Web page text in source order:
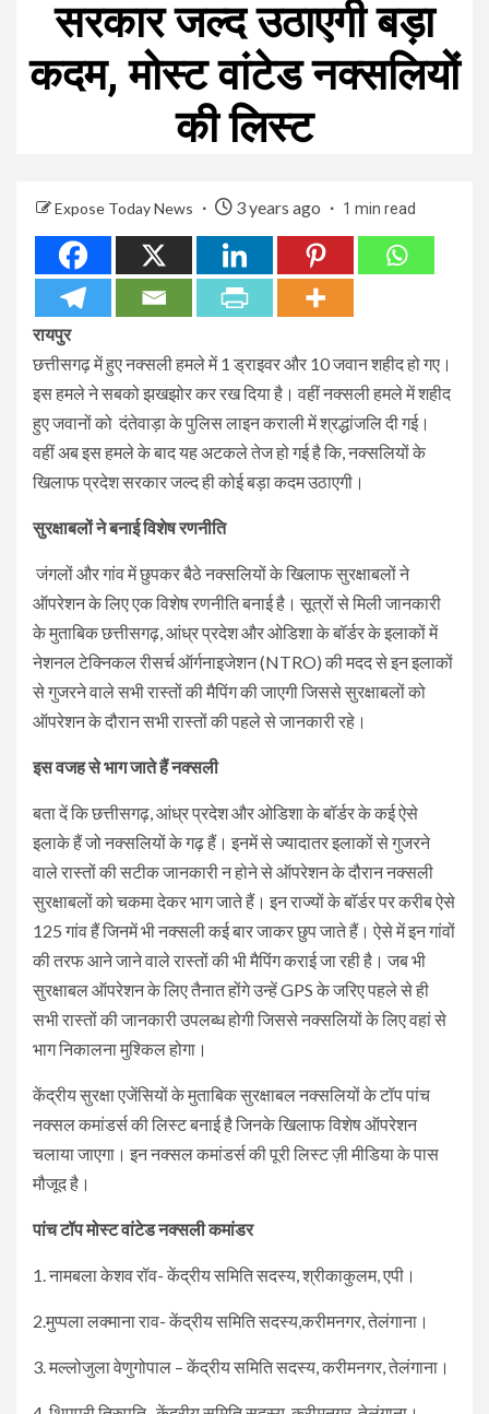
सरकार जल्द उठाएगी बड़ा
कदम, मोस्ट वांटेड नक्सलियों
की लिस्ट
Expose Today News 3 years ago 1 min read
रायपुर
छत्तीसगढ़ में हुए नक्सली हमले में 1 ड्राइवर और 10 जवान शहीद हो गए।
इस हमले ने सबको झखझोर कर रख दिया है। वहीं नक्सली हमले में शहीद
हुए जवानों को दंतेवाड़ा के पुलिस लाइन कराली में श्रद्धांजलि दी गई।
वहीं अब इस हमले के बाद यह अटकले तेज हो गई है कि, नक्सलियों के
खिलाफ प्रदेश सरकार जल्द ही कोई बड़ा कदम उठाएगी।
सुरक्षाबलों ने बनाई विशेष रणनीति
जंगलों और गांव में छुपकर बैठे नक्सलियों के खिलाफ सुरक्षाबलों ने
ऑपरेशन के लिए एक विशेष रणनीति बनाई है। सूत्रों से मिली जानकारी
के मुताबिक छत्तीसगढ़, आंध्र प्रदेश और ओडिशा के बॉर्डर के इलाकों में
नेशनल टेक्निकल रीसर्च ऑर्गनाइजेशन (NTRO) की मदद से इन इलाकों
से गुजरने वाले सभी रास्तों की मैपिंग की जाएगी जिससे सुरक्षाबलों को
ऑपरेशन के दौरान सभी रास्तों की पहले से जानकारी रहे।
इस वजह से भाग जाते हैं नक्सली
बता दें कि छत्तीसगढ़, आंध्र प्रदेश और ओडिशा के बॉर्डर के कई ऐसे
इलाके हैं जो नक्सलियों के गढ़ हैं। इनमें से ज्यादातर इलाकों से गुजरने
वाले रास्तों की सटीक जानकारी न होने से ऑपरेशन के दौरान नक्सली
सुरक्षाबलों को चकमा देकर भाग जाते हैं। इन राज्यों के बॉर्डर पर करीब ऐसे
125 गांव हैं जिनमें भी नक्सली कई बार जाकर छुप जाते हैं। ऐसे में इन गांवों
की तरफ आने जाने वाले रास्तों की भी मैपिंग कराई जा रही है। जब भी
सुरक्षाबल ऑपरेशन के लिए तैनात होंगे उन्हें GPS के जरिए पहले से ही
सभी रास्तों की जानकारी उपलब्ध होगी जिससे नक्सलियों के लिए वहां से
भाग निकालना मुश्किल होगा।
केंद्रीय सुरक्षा एजेंसियों के मुताबिक सुरक्षाबल नक्सलियों के टॉप पांच
नक्सल कमांडर्स की लिस्ट बनाई है जिनके खिलाफ विशेष ऑपरेशन
चलाया जाएगा। इन नक्सल कमांडर्स की पूरी लिस्ट ज़ी मीडिया के पास
मौजूद है।
पांच टॉप मोस्ट वांटेड नक्सली कमांडर
1. नामबला केशव रॉव- केंद्रीय समिति सदस्य, श्रीकाकुलम, एपी।
2.मुप्पला लक्माना राव- केंद्रीय समिति सदस्य,करीमनगर, तेलंगाना।
3. मल्लोजुला वेणुगोपाल – केंद्रीय समिति सदस्य, करीमनगर, तेलंगाना।